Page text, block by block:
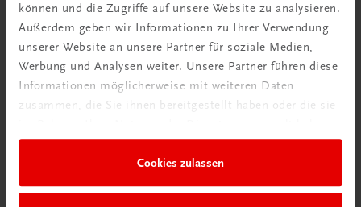
können und die Zugriffe auf unsere Website zu analysieren.
Außerdem geben wir Informationen zu Ihrer Verwendung
unserer Website an unsere Partner für soziale Medien,
Werbung und Analysen weiter. Unsere Partner führen diese
Informationen möglicherweise mit weiteren Daten
zusammen, die Sie ihnen bereitgestellt haben oder die sie
Cookies zulassen